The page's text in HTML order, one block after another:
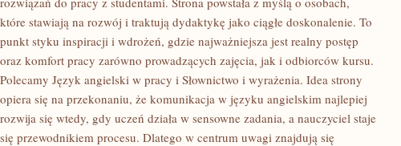
które stawiają na rozwój i traktują dydaktykę jako ciągłe doskonalenie. To
punkt styku inspiracji i wdrożeń, gdzie najważniejsza jest realny postęp
oraz komfort pracy zarówno prowadzących zajęcia, jak i odbiorców kursu.
Polecamy Język angielski w pracy i Słownictwo i wyrażenia. Idea strony
opiera się na przekonaniu, że komunikacja w języku angielskim najlepiej
rozwija się wtedy, gdy uczeń działa w sensowne zadania, a nauczyciel staje
się przewodnikiem procesu. Dlatego w centrum uwagi znajdują się